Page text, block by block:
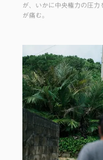
が、いかに中央権力の圧力
が痛む。